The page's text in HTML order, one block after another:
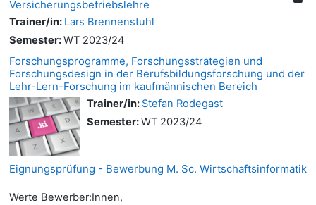
Versicherungsbetriebslehre
Trainer/in: Lars Brennenstuhl
Semester:WT 2023/24
Forschungsprogramme, Forschungsstrategien und
Forschungsdesign in der Berufsbildungsforschung und der
Lehr-Lern-Forschung im kaufmännischen Bereich
Trainer/in: Stefan Rodegast
Semester:WT 2023/24
Eignungsprüfung - Bewerbung M. Sc. Wirtschaftsinformatik
Werte Bewerber:Innen,